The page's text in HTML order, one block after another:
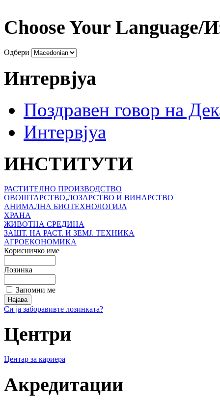
Choose Your Language/
Одбери
Интервјуа
Поздравен говор на
Интервјуа
ИНСТИТУТИ
РАСТИТЕЛНО ПРОИЗВОДСТВО
ОВОШТАРСТВО,ЛОЗАРСТВО И ВИНАРСТВО
АНИМАЛНА БИОТЕХНОЛОГИЈА
ХРАНА
ЖИВОТНА СРЕДИНА
ЗАШТ. НА РАСТ. И ЗЕМЈ. ТЕХНИКА
АГРОЕКОНОМИКА
Корисничко име
Лозинка
Запомни ме
Си ја заборавивте лозинката?
Центри
Центар за кариера
Акредитации